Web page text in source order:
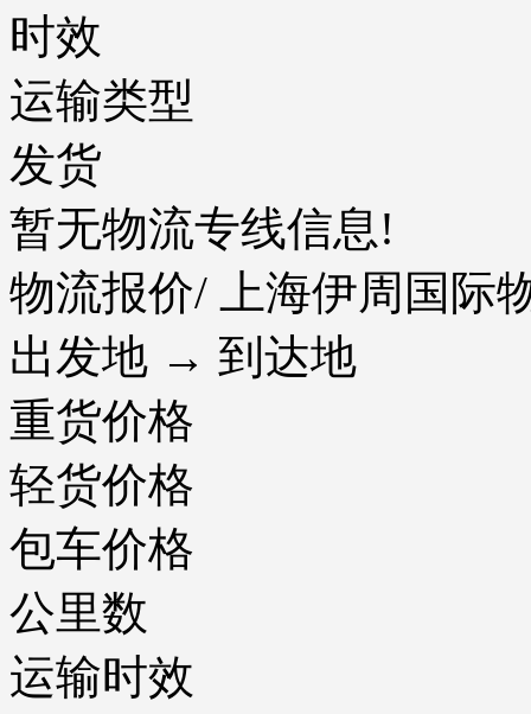
时效
运输类型
发货
暂无物流专线信息!
物流报价/ 上海伊周国际
出发地 → 到达地
重货价格
轻货价格
包车价格
公里数
运输时效